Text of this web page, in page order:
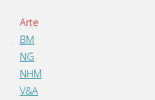
Arte
BM
NG
NHM
V&A